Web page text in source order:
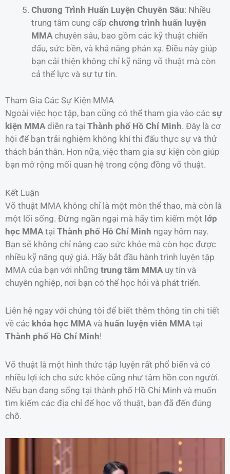
Chương Trình Huấn Luyện Chuyên Sâu: Nhiều
trung tâm cung cấp chương trình huấn luyện
MMAchuyên sâu, bao gồm các kỹ thuật chiến
đấu, sức bền, và khả năng phản xạ. Điều này giúp
bạn cải thiện không chỉ kỹ năng võ thuật mà còn
cả thể lực và sự tự tin.
Tham Gia Các Sự Kiện MMA
Ngoài việc học tập, bạn cũng có thể tham gia vào các sự
kiện MMA diễn ra tại Thành phố Hồ Chí Minh. Đây là cơ
hội để bạn trải nghiệm không khí thi đấu thực sự và thử
thách bản thân. Hơn nữa, việc tham gia sự kiện còn giúp
bạn mở rộng mối quan hệ trong cộng đồng võ thuật.
Kết Luận
Võ thuật MMA không chỉ là một môn thể thao, mà còn là
một lối sống. Đừng ngần ngại mà hãy tìm kiếm một lớp
học MMA tại Thành phố Hồ Chí Minh ngay hôm nay.
Bạn sẽ không chỉ nâng cao sức khỏe mà còn học được
nhiều kỹ năng quý giá. Hãy bắt đầu hành trình luyện tập
MMA của bạn với những trung tâm MMA uy tín và
chuyên nghiệp, nơi bạn có thể học hỏi và phát triển.
Liên hệ ngay với chúng tôi để biết thêm thông tin chi tiết
về các khóa học MMAvà huấn luyện viên MMAtại
Thành phố Hồ Chí Minh!
Võ thuật là một hình thức tập luyện rất phổ biến và có
nhiều lợi ích cho sức khỏe cũng như tâm hồn con người.
Nếu bạn đang sống tại thành phố Hồ Chí Minh và muốn
tìm kiếm các địa chỉ để học võ thuật, bạn đã đến đúng
chỗ.